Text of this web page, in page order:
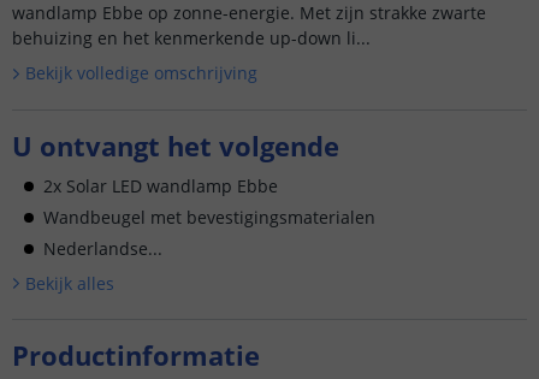
wandlamp Ebbe op zonne-energie. Met zijn strakke zwarte
behuizing en het kenmerkende up-down li...
Bekijk volledige omschrijving
U ontvangt het volgende
2x Solar LED wandlamp Ebbe
Wandbeugel met bevestigingsmaterialen
Nederlandse...
Bekijk alles
Productinformatie